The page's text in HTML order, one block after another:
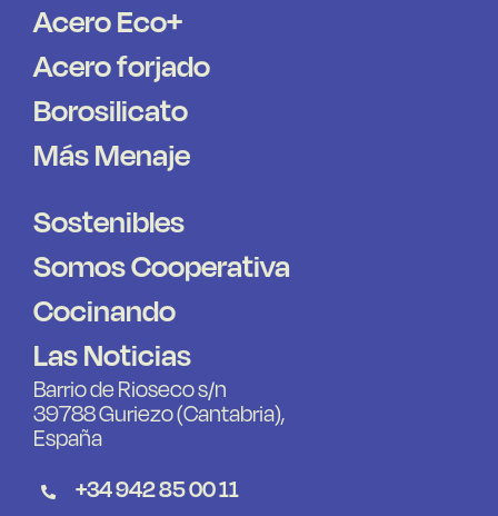
Acero Eco+
Acero forjado
Borosilicato
Más Menaje
Sostenibles
Somos Cooperativa
Cocinando
Las Noticias
Barrio de Rioseco s/n
39788 Guriezo (Cantabria),
España
+34 942 85 00 11